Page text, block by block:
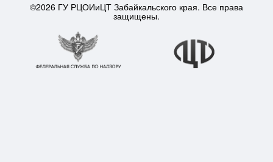
©2026 ГУ РЦОИиЦТ Забайкальского края. Все права
защищены.